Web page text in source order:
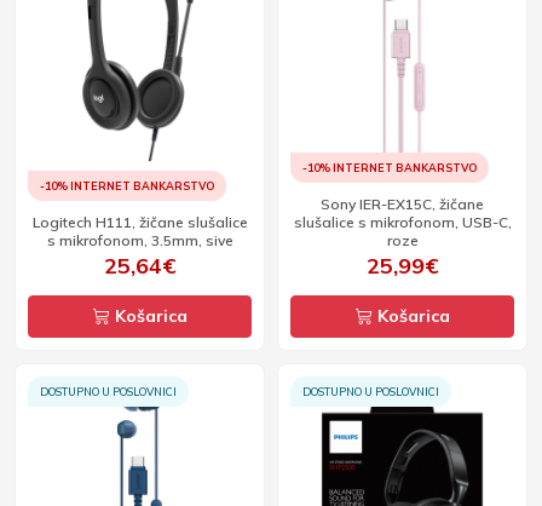
-10% INTERNET BANKARSTVO
Logitech H111, žičane slušalice
s mikrofonom, 3.5mm, sive
25,64€
Košarica
-10% INTERNET BANKARSTVO
Sony IER-EX15C, žičane
slušalice s mikrofonom, USB-C,
roze
25,99€
Košarica
DOSTUPNO U POSLOVNICI DOSTUPNO U POSLOVNICI